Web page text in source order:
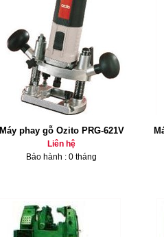
Máy phay gỗ Ozito PRG-621V
Liên hệ
Bảo hành : 0 tháng